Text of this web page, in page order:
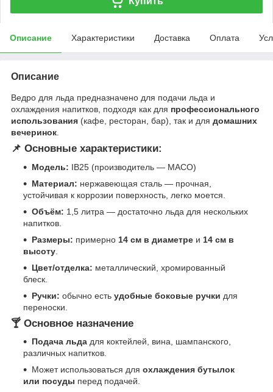
Описание Характеристики Доставка Оплата
Описание
Ведро для льда предназначено для подачи льда и
охлаждения напитков, подходя как для профессионального
использования (кафе, ресторан, бар), так и для домашних
вечеринок
📌 Основные характеристики:
Модель: IB25 (производитель — MACO)
Материал: нержавеющая сталь — прочная,
устойчивая к коррозии поверхность, легко моется.
Объём: 1,5 литра — достаточно льда для нескольких
напитков.
Размеры: примерно 14 см в диаметре и 14 см в
высоту
Цвет/отделка: металлический, хромированный
блеск.
Ручки: обычно есть удобные боковые ручки для
переноски.
🍸 Основное назначение
Подача льда для коктейлей, вина, шампанского,
различных напитков.
Может использоваться для охлаждения бутылок
или посуды перед подачей.